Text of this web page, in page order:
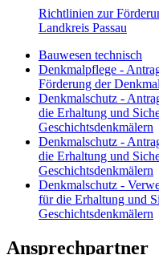
Richtlinien zur
Landkreis Passau
Bauwesen technisch
Denkmalpflege -
Förderung der
Denkmalschutz -
die Erhaltung und
Geschichtsdenkmälern
Denkmalschutz -
die Erhaltung und
Geschichtsdenkmälern
Denkmalschutz -
für die Erhaltung und
Geschichtsdenkmälern
Ansprechpartner